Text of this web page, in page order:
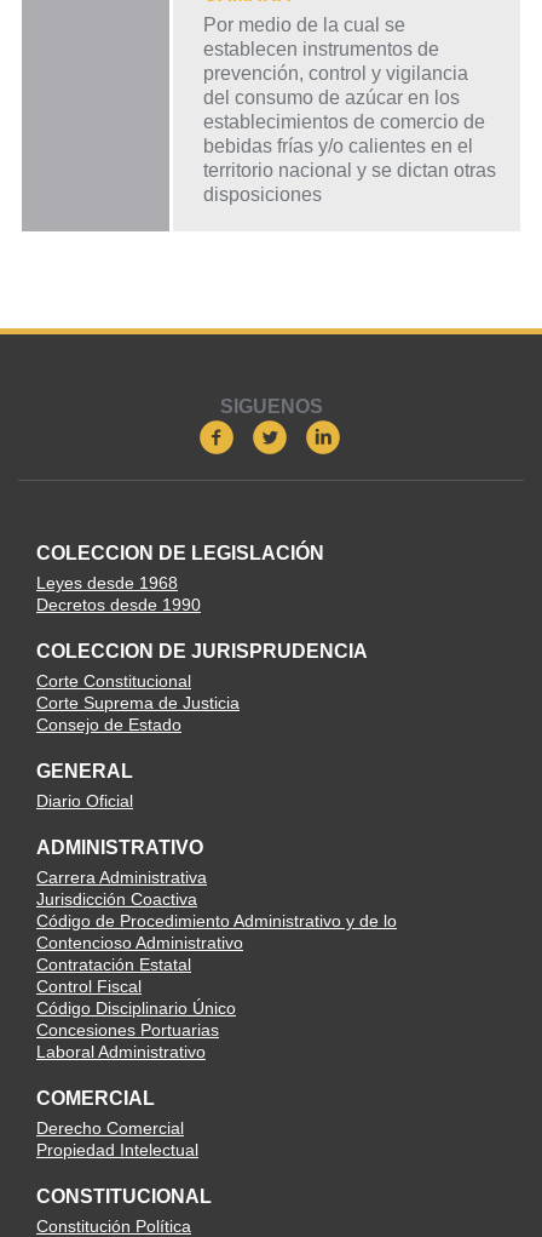
Por medio de la cual se
establecen instrumentos de
prevención, control y vigilancia
del consumo de azúcar en los
establecimientos de comercio de
bebidas frías y/o calientes en el
territorio nacional y se dictan otras
disposiciones
SIGUENOS
COLECCION DE LEGISLACIÓN
Leyes desde 1968
Decretos desde 1990
COLECCION DE JURISPRUDENCIA
Corte Constitucional
Corte Suprema de Justicia
Consejo de Estado
GENERAL
Diario Oficial
ADMINISTRATIVO
Carrera Administrativa
Jurisdicción Coactiva
Código de Procedimiento Administrativo y de lo
Contencioso Administrativo
Contratación Estatal
Control Fiscal
Código Disciplinario Único
Concesiones Portuarias
Laboral Administrativo
COMERCIAL
Derecho Comercial
Propiedad Intelectual
CONSTITUCIONAL
Constitución Política